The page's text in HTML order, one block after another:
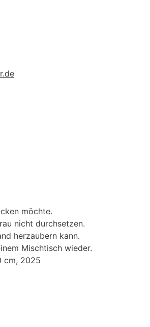
möchte.
nicht durchsetzen.
herzaubern kann.
Mischtisch wieder.
cm, 2025